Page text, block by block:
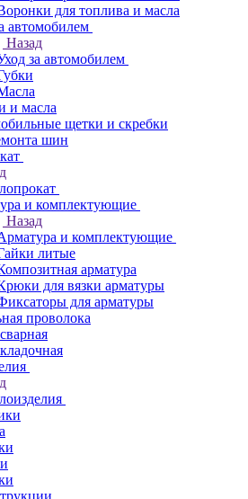
для топлива и масла
автомобилем
Назад
за автомобилем
и масла
щетки и скребки
шин
и комплектующие
Назад
и комплектующие
литые
арматура
для вязки арматуры
для арматуры
проволока